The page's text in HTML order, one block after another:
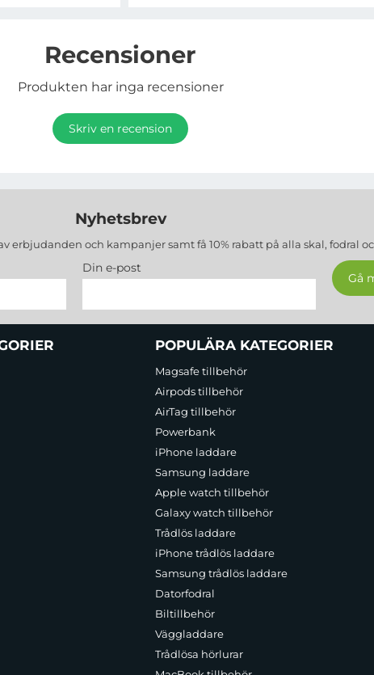
Recensioner
Produkten har inga recensioner
Skriv en recension
Nyhetsbrev
erbjudanden och kampanjer samt få 10% rabatt på alla skal, fodral
Din e-post
POPULÄRA KATEGORIER
Magsafe tillbehör
Airpods tillbehör
AirTag tillbehör
Powerbank
iPhone laddare
Samsung laddare
Apple watch tillbehör
Galaxy watch tillbehör
Trådlös laddare
iPhone trådlös laddare
Samsung trådlös laddare
Datorfodral
Biltillbehör
Väggladdare
Trådlösa hörlurar